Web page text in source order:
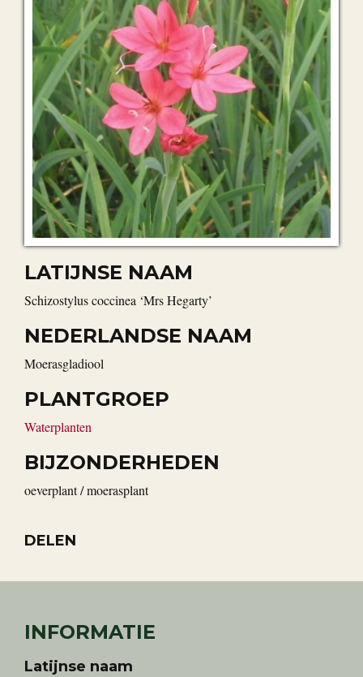
LATIJNSE NAAM
Schizostylus coccinea ‘Mrs Hegarty’
NEDERLANDSE NAAM
moerasgladiool
PLANTGROEP
Waterplanten
BIJZONDERHEDEN
oeverplant / moerasplant
DELEN
INFORMATIE
Latijnse naam